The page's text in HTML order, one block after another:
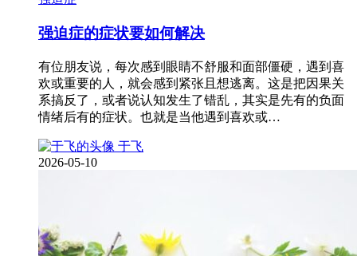
强迫症的症状要如何解决
有位朋友说，每次感到眼睛不舒服和面部僵硬，遇到喜
欢或重要的人，就会感到紧张且想逃离。这是把因果关
系搞反了，或者说认知发生了错乱，其实是先有的负面
情绪后有的症状。也就是当他遇到喜欢或…
于飞
2026-05-10